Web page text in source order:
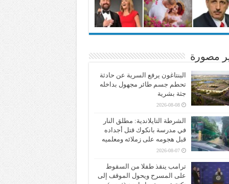
مصورة
البنتاغون يرفع السرية عن حادثة
تحطم جسم طائر مجهول بداخله
جثة بشرية
2026-08-08
الشرطة التايلاندية: مطلق النار
في مدرسة بانكوك قتل أجداده
قبل هجومه على زملائه ومعلميه
2026-08-07
ترامب ينقذ طفلا من السقوط
على المسرح ويحول الموقف إلى